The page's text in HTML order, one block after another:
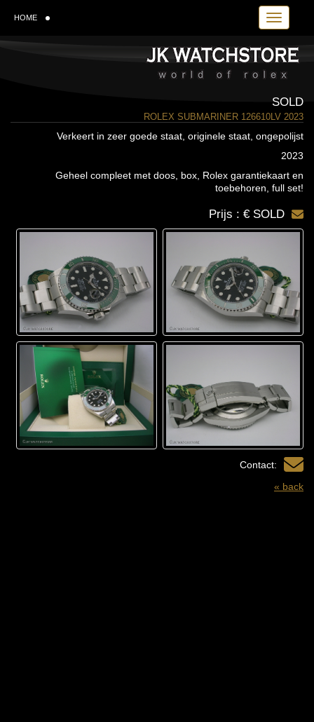
Toggle
HOME
SOLD
ROLEX SUBMARINER 126610LV 2023
Verkeert in zeer goede staat, originele staat, ongepolijst
2023
Geheel compleet met doos, box, Rolex garantiekaart en
toebehoren, full set!
Prijs : € SOLD
Contact:
« back